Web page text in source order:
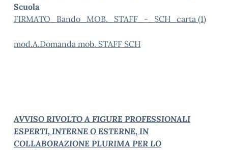
Scuola
FIRMATO_Bando_MOB._STAFF_-_SCH_carta (1)
mod.A.Domanda mob. STAFF SCH
AVVISO RIVOLTO A FIGURE PROFESSIONALI
ESPERTI, INTERNE O ESTERNE, IN
COLLABORAZIONE PLURIMA PER LO